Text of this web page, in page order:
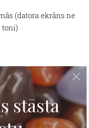
(datora ekrāns ne
toni)
Izmēra noteikšana
piegāde
politika